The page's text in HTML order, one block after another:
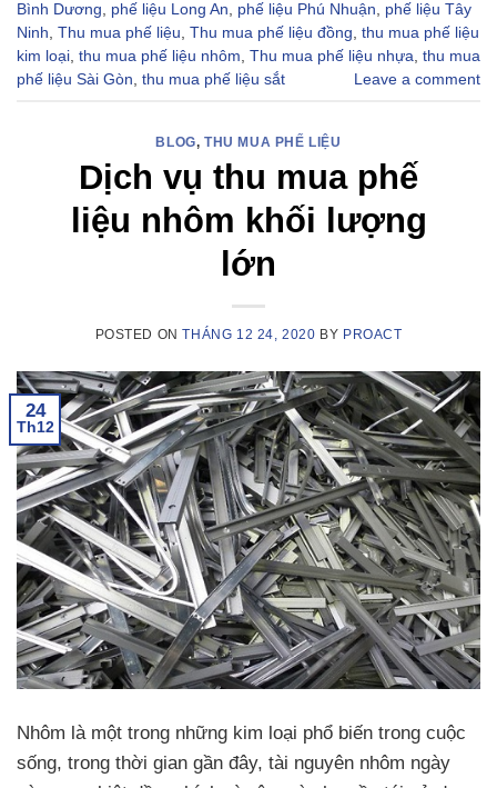
Bình Dương, phế liệu Long An, phế liệu Phú Nhuận, phế liệu Tây
Ninh, Thu mua phế liệu, Thu mua phế liệu đồng, thu mua phế liệu
kim loại, thu mua phế liệu nhôm, Thu mua phế liệu nhựa, thu mua
phế liệu Sài Gòn, thu mua phế liệu sắt Leave a comment
BLOG,THU MUA PHẾ LIỆU
Dịch vụ thu mua phế
liệu nhôm khối lượng
lớn
POSTED ONTHÁNG 12 24, 2020 BY PROACT
24
Th12
Nhôm là một trong những kim loại phổ biến trong cuộc
sống, trong thời gian gần đây, tài nguyên nhôm ngày